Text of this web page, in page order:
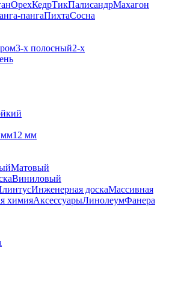
ОрехКедрТикПалисандрМахагон
пангаПихтаСосна
3-х полосный2-х
мм12 мм
Матовый
Виниловый
Инженерная доскаМассивная
химияАксессуарыЛинолеумФанера